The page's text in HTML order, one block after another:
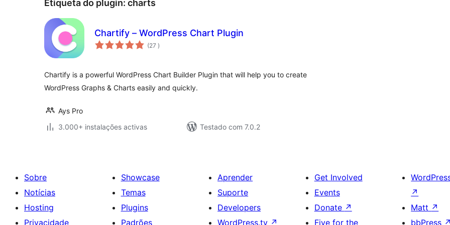
Etiqueta do plugin: charts
Chartify – WordPress Chart Plugin
(27 classificações
)
Chartify is a powerful WordPress Chart Builder Plugin that will help you to create
WordPress Graphs & Charts easily and quickly.
Ays Pro
3.000+ instalações activas
Testado com 7.0.2
Sobre
Notícias
Hosting
Privacidade
Showcase
Temas
Plugins
Padrões
Aprender
Suporte
Developers
WordPress.tv ↗
Get Involved
Events
Donate ↗
Five for the
↗
Matt ↗
bbPress ↗